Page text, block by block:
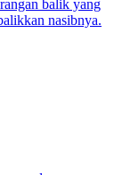
balasan